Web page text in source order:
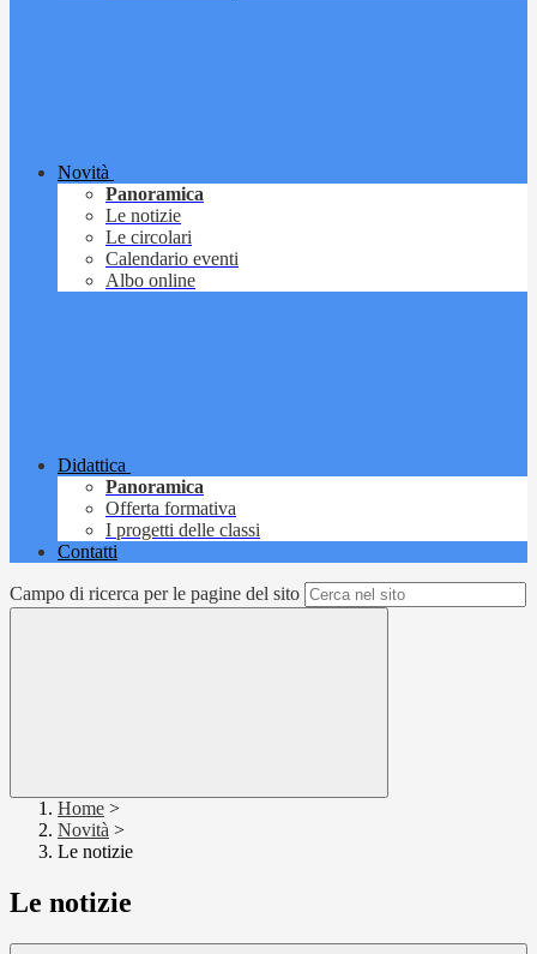
Novità
Panoramica
Le notizie
Le circolari
Calendario eventi
Albo online
Didattica
Panoramica
Offerta formativa
I progetti delle classi
Contatti
Campo di ricerca per le pagine del sito
Home >
Novità >
Le notizie
Le notizie